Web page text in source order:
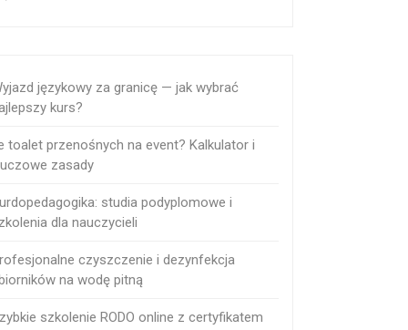
językowy za granicę — jak wybrać
kurs?
toalet przenośnych na event? Kalkulator i
zasady
studia podyplomowe i
dla nauczycieli
czyszczenie i dezynfekcja
na wodę pitną
szkolenie RODO online z certyfikatem